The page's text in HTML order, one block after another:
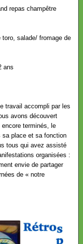
repas champêtre
salade/ fromage de
ans
travail accompli par les
avons découvert
terminés, le
sa place et sa fonction
tous qui avez assisté
organisées :
envie de partager
de « notre